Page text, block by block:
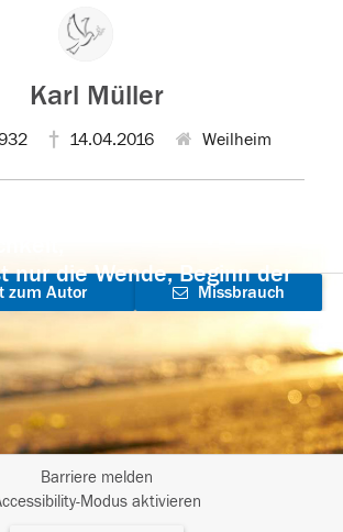
Karl Müller
14.04.2016 Weilheim
nur die Wende, Beginn der
zum Autor
Missbrauch
Barriere melden
Modus aktivieren